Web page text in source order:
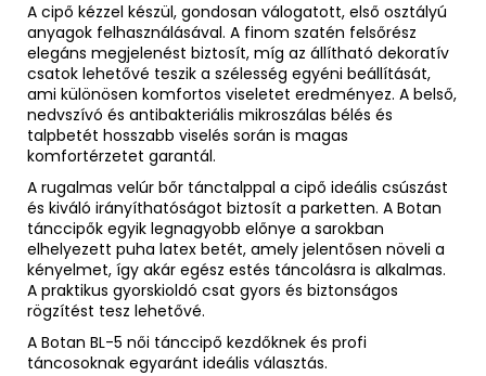
A cipő kézzel készül, gondosan válogatott, első osztályú
anyagok felhasználásával. A finom szatén felsőrész
elegáns megjelenést biztosít, míg az állítható dekoratív
csatok lehetővé teszik a szélesség egyéni beállítását,
ami különösen komfortos viseletet eredményez. A belső,
nedvszívó és antibakteriális mikroszálas bélés és
talpbetét hosszabb viselés során is magas
komfortérzetet garantál.
A rugalmas velúr bőr tánctalppal a cipő ideális csúszást
és kiváló irányíthatóságot biztosít a parketten. A Botan
tánccipők egyik legnagyobb előnye a sarokban
elhelyezett puha latex betét, amely jelentősen növeli a
kényelmet, így akár egész estés táncolásra is alkalmas.
A praktikus gyorskioldó csat gyors és biztonságos
rögzítést tesz lehetővé.
A Botan BL-5 női tánccipő kezdőknek és profi
táncosoknak egyaránt ideális választás.